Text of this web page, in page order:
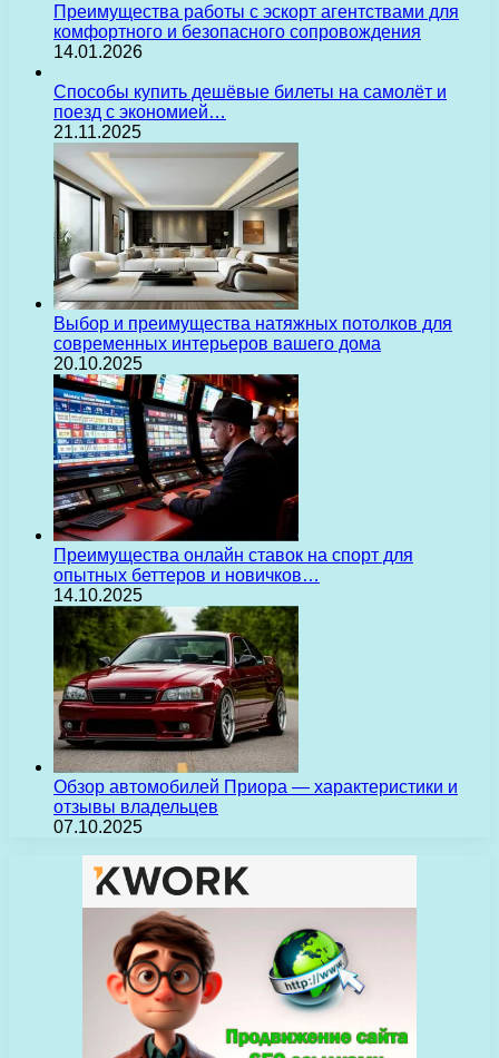
Преимущества работы с эскорт агентствами для
комфортного и безопасного сопровождения
14.01.2026
Способы купить дешёвые билеты на самолёт и
поезд с экономией…
21.11.2025
Выбор и преимущества натяжных потолков для
современных интерьеров вашего дома
20.10.2025
Преимущества онлайн ставок на спорт для
опытных беттеров и новичков…
14.10.2025
Обзор автомобилей Приора — характеристики и
отзывы владельцев
07.10.2025